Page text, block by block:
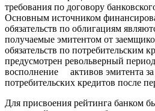
требования по договору
Основным источником
обязательств по облигациям
получаемые эмитентом от
обязательств по потребительским
предусмотрен револьверный
восполнение активов эмитента
потребительских кредитов после
Для присвоения рейтинга банком